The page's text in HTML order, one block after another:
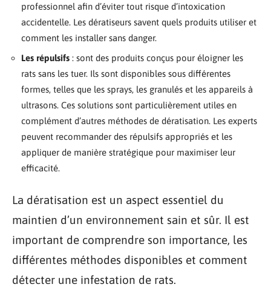
professionnel afin d’éviter tout risque d’intoxication
accidentelle. Les dératiseurs savent quels produits utiliser et
comment les installer sans danger.
Les répulsifs : sont des produits conçus pour éloigner les
rats sans les tuer. Ils sont disponibles sous différentes
formes, telles que les sprays, les granulés et les appareils à
ultrasons. Ces solutions sont particulièrement utiles en
complément d’autres méthodes de dératisation. Les experts
peuvent recommander des répulsifs appropriés et les
appliquer de manière stratégique pour maximiser leur
efficacité.
La dératisation est un aspect essentiel du
maintien d’un environnement sain et sûr. Il est
important de comprendre son importance, les
différentes méthodes disponibles et comment
détecter une infestation de rats.